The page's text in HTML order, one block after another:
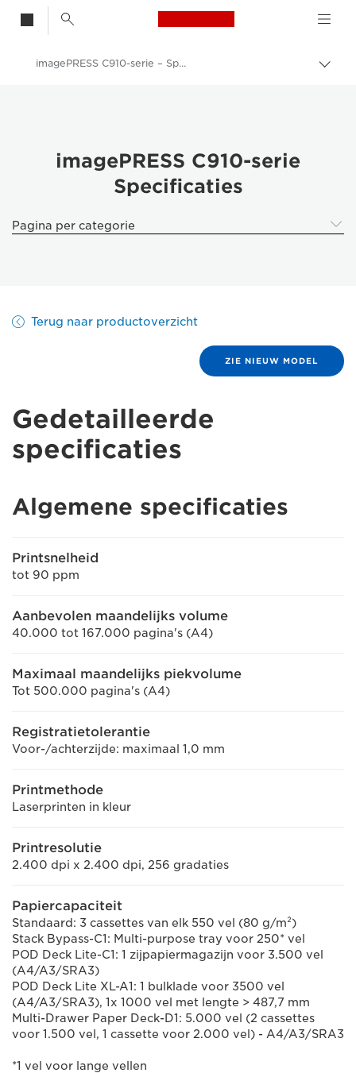
Canon Logo, back
Zakelijke producten
Production Printing
imagePRESS C910-serie – Specificaties
imagePRESS C910-serie
Specificaties
Pagina per categorie
Terug naar productoverzicht
ZIE NIEUW MODEL
Gedetailleerde
specificaties
Algemene specificaties
Printsnelheid
tot 90 ppm
Aanbevolen maandelijks volume
40.000 tot 167.000 pagina's (A4)
Maximaal maandelijks piekvolume
Tot 500.000 pagina's (A4)
Registratietolerantie
Voor-/achterzijde: maximaal 1,0 mm
Printmethode
Laserprinten in kleur
Printresolutie
2.400 dpi x 2.400 dpi, 256 gradaties
Papiercapaciteit
Standaard: 3 cassettes van elk 550 vel (80 g/m²)
Stack Bypass-C1: Multi-purpose tray voor 250* vel
POD Deck Lite-C1: 1 zijpapiermagazijn voor 3.500 vel
(A4/A3/SRA3)
POD Deck Lite XL-A1: 1 bulklade voor 3500 vel
(A4/A3/SRA3), 1x 1000 vel met lengte > 487,7 mm
Multi-Drawer Paper Deck-D1: 5.000 vel (2 cassettes
voor 1.500 vel, 1 cassette voor 2.000 vel) - A4/A3/SRA3
*1 vel voor lange vellen